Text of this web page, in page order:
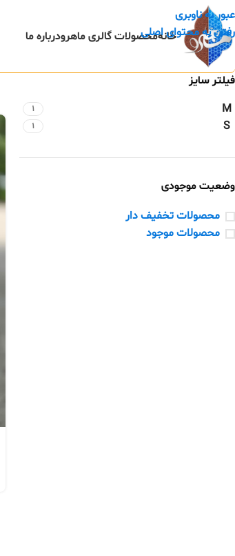
عبور به ناوبری
رفتن به محتوای اصلی
خانهمحصولات گالری ماهرودرباره ما
فیلتر سایز
M
1
S
1
وضعیت موجودی
محصولات تخفیف دار
محصولات موجود